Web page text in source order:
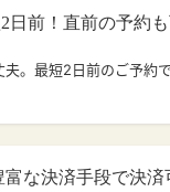
日前！直前の予約
。 最短2日前のご予約
富な決済手段で決済